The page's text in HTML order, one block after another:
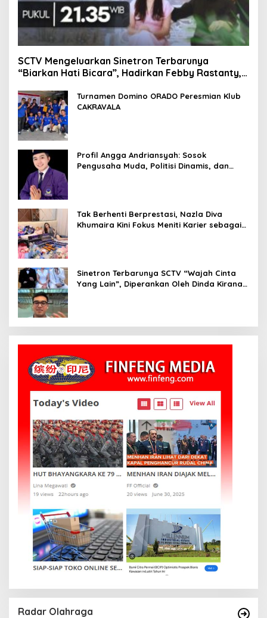
SCTV Mengeluarkan Sinetron Terbarunya
“Biarkan Hati Bicara”, Hadirkan Febby Rastanty,
Turnamen Domino ORADO Peresmian Klub
CAKRAVALA
Profil Angga Andriansyah: Sosok
Pengusaha Muda, Politisi Dinamis, dan
Tak Berhenti Berprestasi, Nazla Diva
Khumaira Kini Fokus Meniti Karier sebagai
Sinetron Terbarunya SCTV “Wajah Cinta
Yang Lain”, Diperankan Oleh Dinda Kirana,
Radar Olahraga